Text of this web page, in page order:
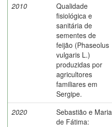
2010
Qualidade
fisiológica e
sanitária de
sementes de
feijão (Phaseolus
vulgaris L.)
produzidas por
agricultores
familiares em
Sergipe.
2020
Sebastião e Maria
de Fátima: